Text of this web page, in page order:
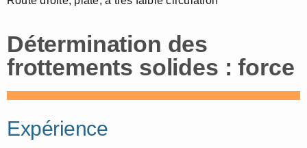
Détermination des
frottements solides : force
Expérience